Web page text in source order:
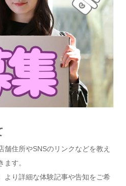
舗住所やSNSのリンクなどを教え
す。
より詳細な体験記事や告知をご希